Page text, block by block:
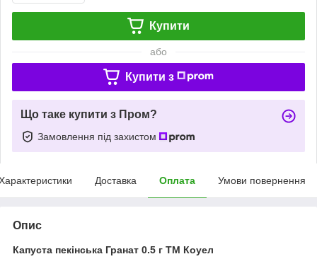
Купити
або
Купити з
Що таке купити з Пром?
Замовлення під захистом
Доставка Оплата Умови повернення
Опис
Капуста пекінська Гранат 0.5 г ТМ Коуел